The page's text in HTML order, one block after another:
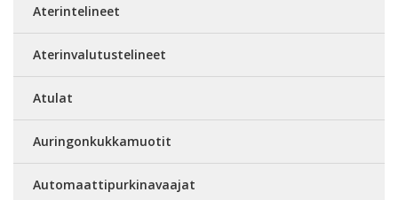
Aterintelineet
Aterinvalutustelineet
Atulat
Auringonkukkamuotit
Automaattipurkinavaajat